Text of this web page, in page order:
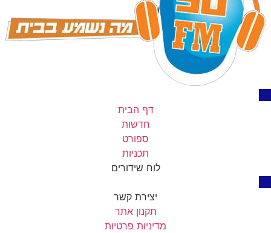
דף הבית
חדשות
ספורט
תכניות
לוח שידורים
יצירת קשר
תקנון אתר
מדיניות פרטיות